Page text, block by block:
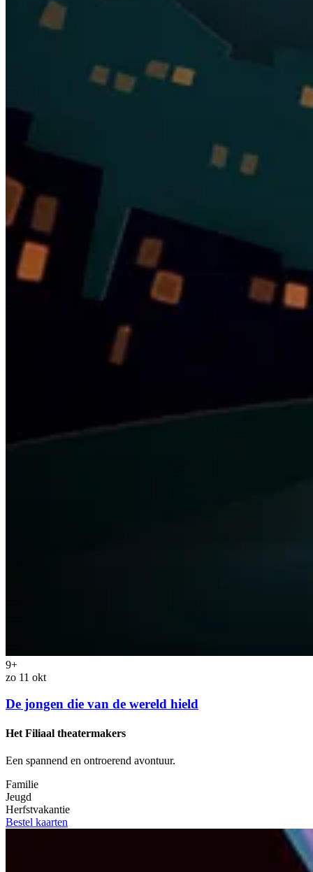
9+
zo 11 okt
De jongen die van de wereld hield
Het Filiaal theatermakers
Een spannend en ontroerend avontuur.
Familie
Jeugd
Herfstvakantie
Bestel kaarten